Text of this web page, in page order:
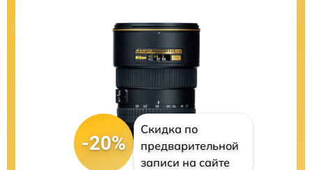
-20%
Скидка по
предварительной
записи на сайте